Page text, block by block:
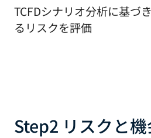
TCFDシナリオ分析に基づ
るリスクを評価
Step2 リスクと